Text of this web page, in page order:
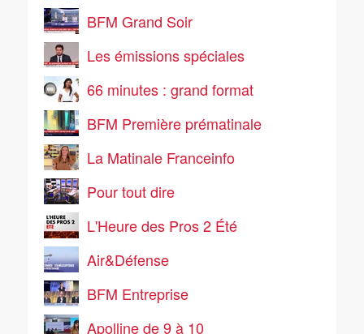
BFM Grand Soir
Les émissions spéciales
66 minutes : grand format
BFM Première prématinale
La Matinale Franceinfo
Pour tout dire
L'Heure des Pros 2 Été
Air&Défense
BFM Entreprise
Apolline de 9 à 10